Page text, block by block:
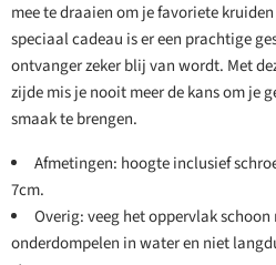
mee te draaien om je favoriete
speciaal cadeau is er een prachtige
ontvanger zeker blij van wordt. Met
zijde mis je nooit meer de kans om je
smaak te brengen.
Afmetingen: hoogte inclusief
7cm.
Overig: veeg het oppervlak
onderdompelen in water en niet